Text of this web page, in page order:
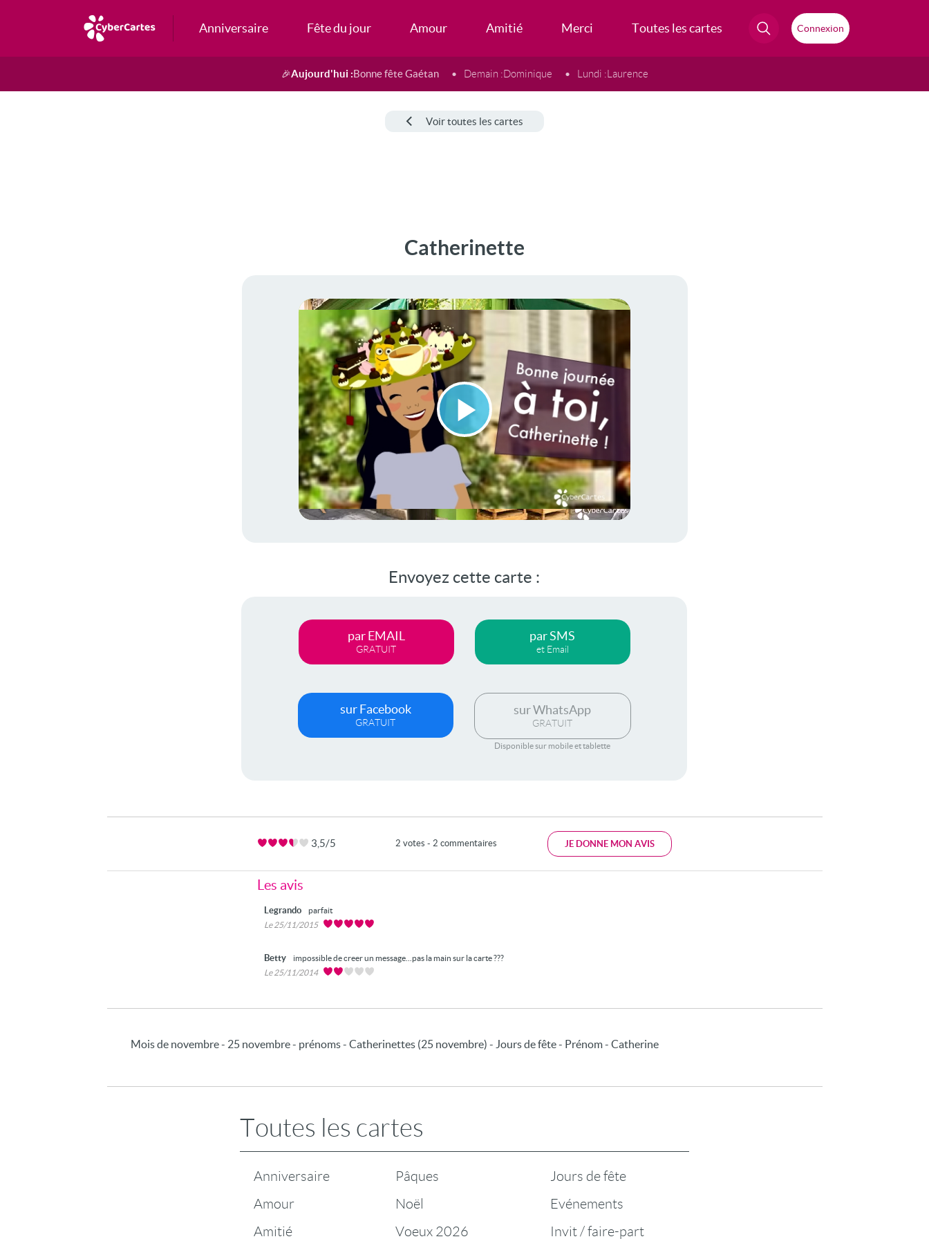
Anniversaire Fête du jour Amour Amitié Merci Toutes les cartes Connexion
🎉Aujourd'hui :Bonne fête Gaétan Demain :Dominique Lundi :Laurence
Voir toutes les cartes
Catherinette
Lire
la
Envoyez cette carte :
par EMAIL
GRATUIT
par SMS
et Email
sur Facebook
GRATUIT
sur WhatsApp
GRATUIT
Disponible sur mobile et tablette
3,5/5 2 votes - 2 commentaires JE DONNE MON AVIS
Les avis
Legrando
parfait
Le 25/11/2015
Betty
impossible de creer un message...pas la main sur la carte ???
Le 25/11/2014
Mois de novembre - 25 novembre - prénoms - Catherinettes (25 novembre) - Jours de fête - Prénom - Catherine
Toutes les cartes
Anniversaire
Amour
Amitié
Pâques
Noël
Voeux 2026
Jours de fête
Evénements
Invit / faire-part